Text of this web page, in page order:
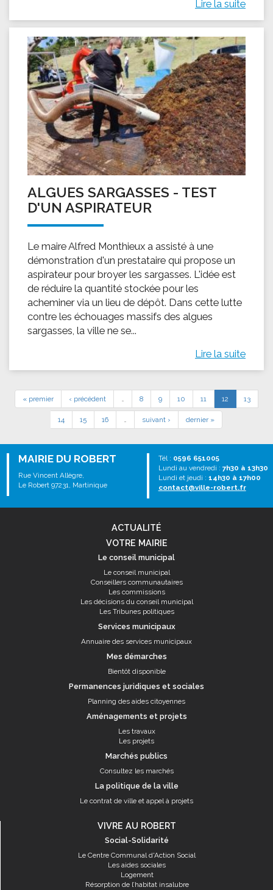
Lire la suite
ALGUES SARGASSES - TEST
D'UN ASPIRATEUR
Le maire Alfred Monthieux a assisté à une
démonstration d'un prestataire qui propose un
aspirateur pour broyer les sargasses. L'idée est
de réduire la quantité stockée pour les
acheminer via un lieu de dépôt. Dans cette lutte
contre les échouages massifs des algues
sargasses, la ville ne se...
Lire la suite
« premier ‹ précédent … 8 9 10 11 12 13
14 15 16 … suivant › dernier »
MAIRIE DU ROBERT
Rue Vincent Allègre,
Le Robert 97231, Martinique
Tél : 0596 651005
Lundi au vendredi : 7h30 à 13h30
Lundi et jeudi : 14h30 à 17h00
contact@ville-robert.fr
ACTUALITÉ
VOTRE MAIRIE
Le conseil municipal
Le conseil municipal
Conseillers communautaires
Les commissions
Les décisions du conseil municipal
Les Tribunes politiques
Services municipaux
Annuaire des services municipaux
Mes démarches
Bientôt disponible
Permanences juridiques et sociales
Planning des aides citoyennes
Aménagements et projets
Les travaux
Les projets
Marchés publics
Consultez les marchés
La politique de la ville
Le contrat de ville et appel à projets
VIVRE AU ROBERT
Social-Solidarité
Le Centre Communal d'Action Social
Les aides sociales
Logement
Résorption de l’habitat insalubre